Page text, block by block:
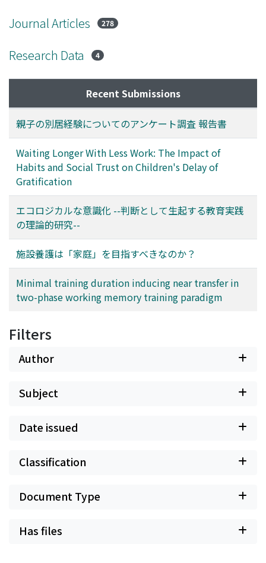
Journal Articles 278
Research Data 4
Recent Submissions
親子の別居経験についてのアンケート調査 報告書
Waiting Longer With Less Work: The Impact of
Habits and Social Trust on Children's Delay of
Gratification
エコロジカルな意識化 --判断として生起する教育実践
の理論的研究--
施設養護は「家庭」を目指すべきなのか？
Minimal training duration inducing near transfer in
two-phase working memory training paradigm
Filters
Author
Subject
Date issued
Classification
Document Type
Has files